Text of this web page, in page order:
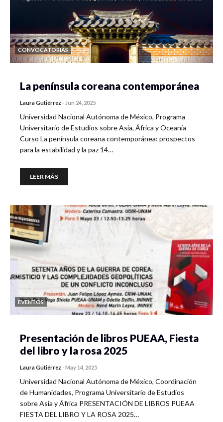
CONVOCATORIAS
La península coreana contemporánea
Laura Gutiérrez - Jun 24, 2025
Universidad Nacional Autónoma de México, Programa
Universitario de Estudios sobre Asia, África y Oceanía
Curso La península coreana contemporánea: prospectos
para la estabilidad y la paz 14…
LEER MÁS
EVENTOS
Presentación de libros PUEAA, Fiesta
del libro y la rosa 2025
Laura Gutiérrez -May 14, 2025
Universidad Nacional Autónoma de México, Coordinación
de Humanidades, Programa Universitario de Estudios
sobre Asia y África PRESENTACIÓN DE LIBROS PUEAA
FIESTA DEL LIBRO Y LA ROSA 2025…